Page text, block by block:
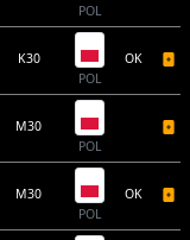
POL
K30
POL
OK
M30
POL
M30
POL
OK